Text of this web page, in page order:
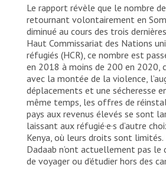
Le rapport révèle que le nombre de
retournant volontairement en
diminué au cours des trois
Haut Commissariat des Nations
réfugiés (HCR), ce nombre est
en 2018 à moins de 200 en 2020,
avec la montée de la violence,
déplacements et une sécheresse
même temps, les offres de
pays aux revenus élevés se sont
laissant aux réfugié·e·s d’autre
Kenya, où leurs droits sont limités.
Dadaab n’ont actuellement pas
de voyager ou d’étudier hors des